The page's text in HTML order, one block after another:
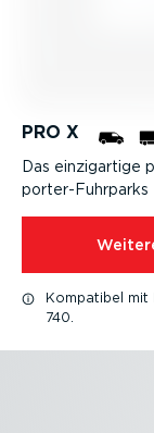
PRO X
Das einzig­artige
por­ter-­Fuhr­parks
Kompatibel mit
740.